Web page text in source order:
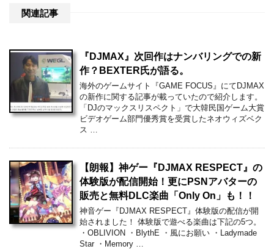
関連記事
『DJMAX』次回作はナンバリングでの新
作？BEXTER氏が語る。
海外のゲームサイト『GAME FOCUS』にてDJMAX
の新作に関する記事が載っていたので紹介します。
「DJのマックスリスペクト」で大韓民国ゲーム大賞
ビデオゲーム部門優秀賞を受賞したネオウィズベク
ス …
【朗報】神ゲー『DJMAX RESPECT』の
体験版が配信開始！更にPSNアバターの
販売と無料DLC楽曲「Only On」も！！
神音ゲー『DJMAX RESPECT』体験版の配信が開
始されました！ 体験版で遊べる楽曲は下記の5つ。
・OBLIVION ・BlythE ・風にお願い ・Ladymade
Star ・Memory …